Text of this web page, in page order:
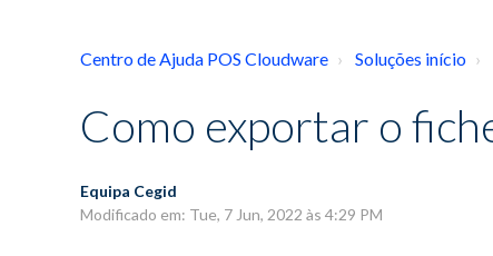
Centro de Ajuda POS Cloudware Soluções início
Como exportar o
Equipa Cegid
Modificado em: Tue, 7 Jun, 2022 às 4:29 PM